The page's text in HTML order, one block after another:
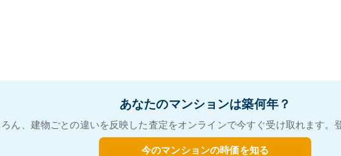
あなたのマンションは築何年？
ん、建物ごとの違いを反映した査定をオンラインで今すぐ受け取れます。
今のマンションの時価を知る